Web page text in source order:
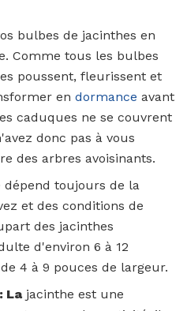
bulbes de jacinthes en
Comme tous les bulbes
poussent, fleurissent et
en dormance avant
caduques ne se couvrent
donc pas à vous
des arbres avoisinants.
toujours de la
et des conditions de
des jacinthes
d'environ 6 à 12
4 à 9 pouces de largeur.
Lajacinthe est une